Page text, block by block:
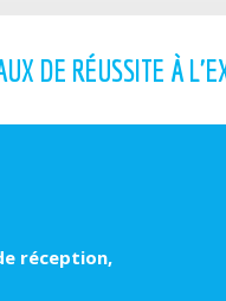
DE RÉUSSITE À
réception,